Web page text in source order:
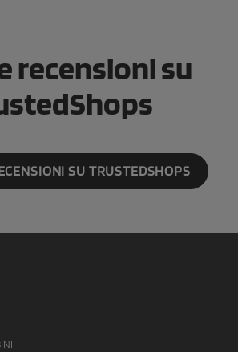
recensioni su
SU TRUSTEDSHOPS